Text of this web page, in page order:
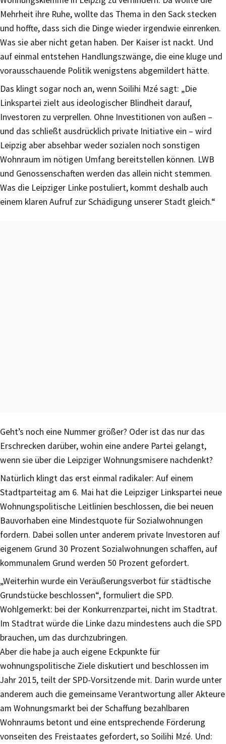
Mehrheit ihre Ruhe, wollte das Thema in den Sack stecken
und hoffte, dass sich die Dinge wieder irgendwie einrenken.
Was sie aber nicht getan haben. Der Kaiser ist nackt. Und
auf einmal entstehen Handlungszwänge, die eine kluge und
vorausschauende Politik wenigstens abgemildert hätte.
Das klingt sogar noch an, wenn Soilihi Mzé sagt: „Die
Linkspartei zielt aus ideologischer Blindheit darauf,
Investoren zu verprellen. Ohne Investitionen von außen –
und das schließt ausdrücklich private Initiative ein – wird
Leipzig aber absehbar weder sozialen noch sonstigen
Wohnraum im nötigen Umfang bereitstellen können. LWB
und Genossenschaften werden das allein nicht stemmen.
Was die Leipziger Linke postuliert, kommt deshalb auch
einem klaren Aufruf zur Schädigung unserer Stadt gleich.“
Geht’s noch eine Nummer größer? Oder ist das nur das
Erschrecken darüber, wohin eine andere Partei gelangt,
wenn sie über die Leipziger Wohnungsmisere nachdenkt?
Natürlich klingt das erst einmal radikaler: Auf einem
Stadtparteitag am 6. Mai hat die Leipziger Linkspartei neue
Wohnungspolitische Leitlinien beschlossen, die bei neuen
Bauvorhaben eine Mindestquote für Sozialwohnungen
fordern. Dabei sollen unter anderem private Investoren auf
eigenem Grund 30 Prozent Sozialwohnungen schaffen, auf
kommunalem Grund werden 50 Prozent gefordert.
„Weiterhin wurde ein Veräußerungsverbot für städtische
Grundstücke beschlossen“, formuliert die SPD.
Wohlgemerkt: bei der Konkurrenzpartei, nicht im Stadtrat.
Im Stadtrat würde die Linke dazu mindestens auch die SPD
brauchen, um das durchzubringen.
Aber die habe ja auch eigene Eckpunkte für
wohnungspolitische Ziele diskutiert und beschlossen im
Jahr 2015, teilt der SPD-Vorsitzende mit. Darin wurde unter
anderem auch die gemeinsame Verantwortung aller Akteure
am Wohnungsmarkt bei der Schaffung bezahlbaren
Wohnraums betont und eine entsprechende Förderung
vonseiten des Freistaates gefordert, so Soilihi Mzé. Und: